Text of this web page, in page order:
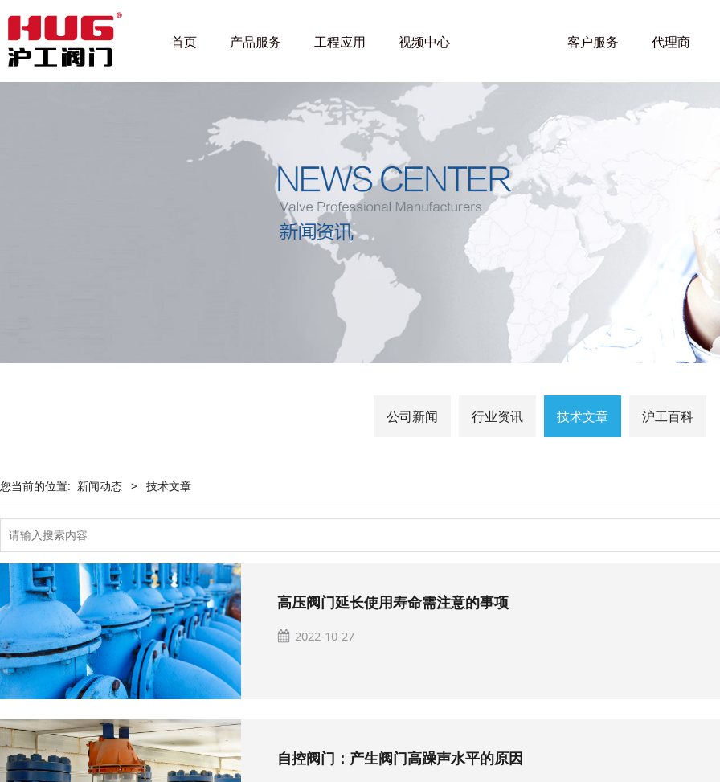
首页 产品服务 工程应用 视频中心 客户服务 代理商
公司新闻 行业资讯 技术文章 沪工百科
您当前的位置: 新闻动态 > 技术文章
高压阀门延长使用寿命需注意的事项
2022-10-27
自控阀门：产生阀门高躁声水平的原因